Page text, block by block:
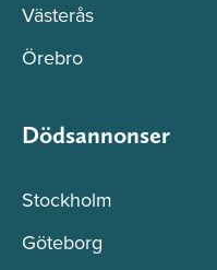
Västerås
Örebro
Dödsannonser
Stockholm
Göteborg